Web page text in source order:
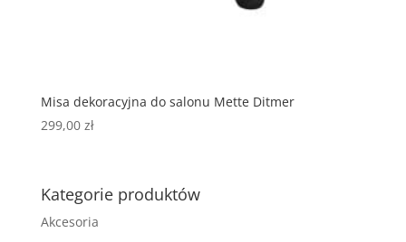
Misa dekoracyjna do salonu Mette Ditmer
299,00 zł
Kategorie produktów
Akcesoria